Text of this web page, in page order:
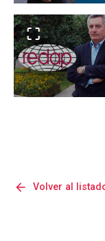
arrow_back Volver al